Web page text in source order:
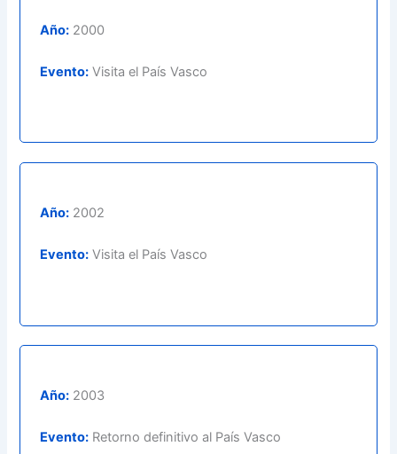
Año: 2000
Evento: Visita el País Vasco
Año: 2002
Evento: Visita el País Vasco
Año: 2003
Evento: Retorno definitivo al País Vasco